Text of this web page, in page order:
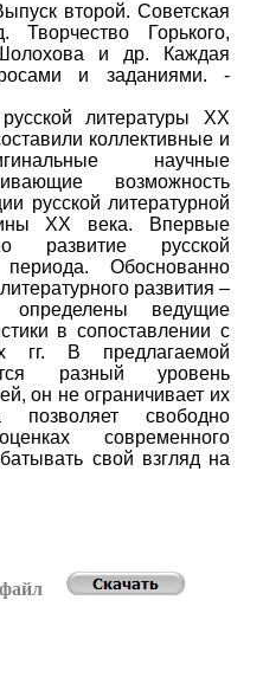
второй. Советская
Творчество Горького,
и др. Каждая
и заданиями. -
русской литературы
ХХ
коллективные и
научные
возможность
русской литературной
ХХ века. Впервые
развитие русской
Обоснованно
развития –
ведущие
в сопоставлении с
х гг. В предлагаемой
разный уровень
он не ограничивает их
свободно
современного
свой взгляд на
файл